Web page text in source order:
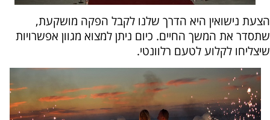
הצעת נישואין היא הדרך שלנו לקבל הפקה מושקעת,
שתסדר את המשך החיים. כיום ניתן למצוא מגוון אפשרויות
שיצליחו לקלוע לטעם רלוונטי.